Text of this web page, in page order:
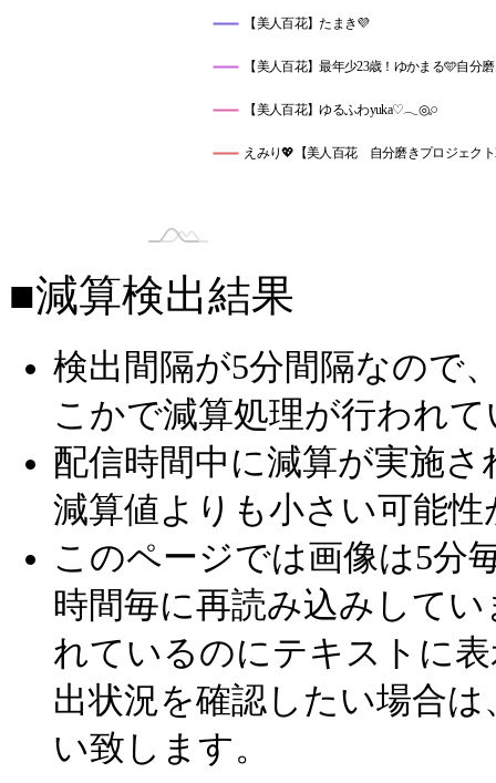
【美人百花】たまき💜
【美人百花】最年少23歳！ゆかまる🩵自分
【美人百花】ゆるふわyuka♡𓂃◎𓈒𓏸
えみり💖【美人百花 自分磨きプロジェクト
【美人百花】芍薬（しゃくやく）
■減算検出結果
検出間隔が5分間隔なので
こかで減算処理が行われ
配信時間中に減算が実施
減算値よりも小さい可能
このページでは画像は5分
時間毎に再読み込みして
れているのにテキストに
出状況を確認したい場合
い致します。